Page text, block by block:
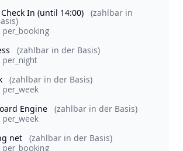
In (until 14:00)
(zahlbar in
per_booking
(zahlbar in der Basis)
per_night
(zahlbar in der Basis)
per_week
Engine
(zahlbar in der Basis)
per_week
net
(zahlbar in der Basis)
per_booking